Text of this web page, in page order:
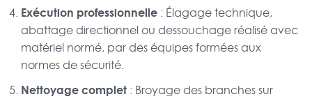
Exécution professionnelle : Élagage technique,
abattage directionnel ou dessouchage réalisé avec
matériel normé, par des équipes formées aux
normes de sécurité.
Nettoyage complet : Broyage des branches sur